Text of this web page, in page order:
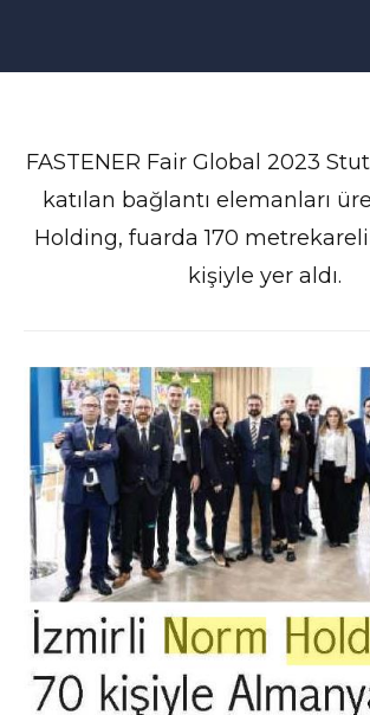
FASTENER Fair Global 2023
katılan bağlantı elemanları
Holding, fuarda 170
kişiyle yer aldı.